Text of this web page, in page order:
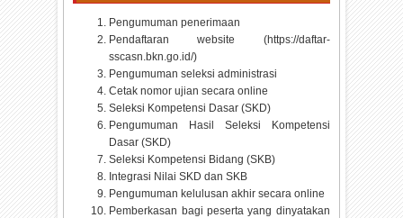
Pengumuman penerimaan
Pendaftaran website (https://daftar-
sscasn.bkn.go.id/)
Pengumuman seleksi administrasi
Cetak nomor ujian secara online
Seleksi Kompetensi Dasar (SKD)
Pengumuman Hasil Seleksi Kompetensi
Dasar (SKD)
Seleksi Kompetensi Bidang (SKB)
Integrasi Nilai SKD dan SKB
Pengumuman kelulusan akhir secara online
Pemberkasan bagi peserta yang dinyatakan